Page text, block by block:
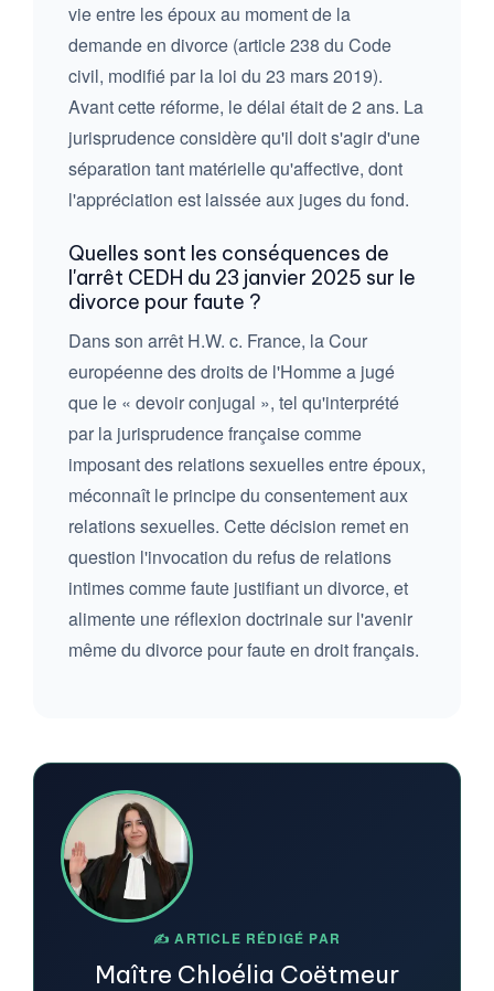
vie entre les époux au moment de la
demande en divorce (article 238 du Code
civil, modifié par la loi du 23 mars 2019).
Avant cette réforme, le délai était de 2 ans. La
jurisprudence considère qu'il doit s'agir d'une
séparation tant matérielle qu'affective, dont
l'appréciation est laissée aux juges du fond.
Quelles sont les conséquences de
l'arrêt CEDH du 23 janvier 2025 sur le
divorce pour faute ?
Dans son arrêt H.W. c. France, la Cour
européenne des droits de l'Homme a jugé
que le « devoir conjugal », tel qu'interprété
par la jurisprudence française comme
imposant des relations sexuelles entre époux,
méconnaît le principe du consentement aux
relations sexuelles. Cette décision remet en
question l'invocation du refus de relations
intimes comme faute justifiant un divorce, et
alimente une réflexion doctrinale sur l'avenir
même du divorce pour faute en droit français.
✍️ ARTICLE RÉDIGÉ PAR
Maître Chloélia Coëtmeur